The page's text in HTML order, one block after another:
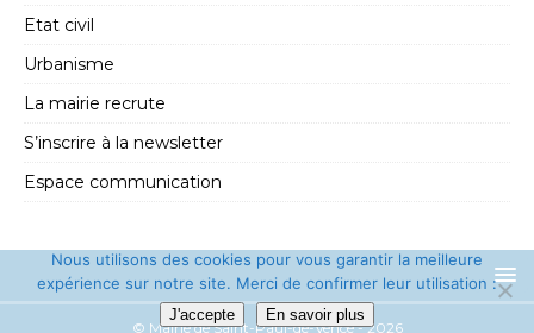
Etat civil
Urbanisme
La mairie recrute
S’inscrire à la newsletter
Espace communication
© Mairie de Saint-Paul-de-Vence - 2026
Nous utilisons des cookies pour vous garantir la meilleure
expérience sur notre site. Merci de confirmer leur utilisation :
J'accepte En savoir plus